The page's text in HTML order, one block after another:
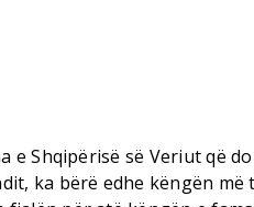
Shqipërisë së Veriut që
ka bërë edhe këngën